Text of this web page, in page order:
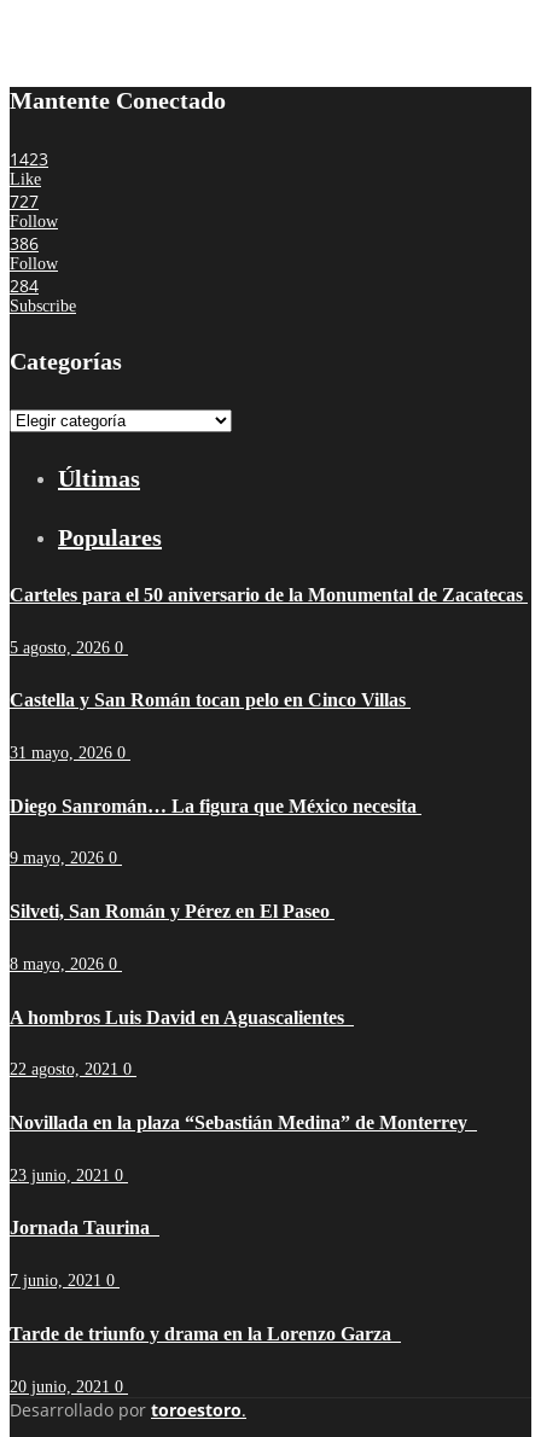
Mantente Conectado
1423
Like
727
Follow
386
Follow
284
Subscribe
Categorías
Categorías
Últimas
Populares
Carteles para el 50 aniversario de la Monumental de Zacatecas
5 agosto, 2026 0
Castella y San Román tocan pelo en Cinco Villas
31 mayo, 2026 0
Diego Sanromán… La figura que México necesita
9 mayo, 2026 0
Silveti, San Román y Pérez en El Paseo
8 mayo, 2026 0
A hombros Luis David en Aguascalientes
22 agosto, 2021 0
Novillada en la plaza “Sebastián Medina” de Monterrey
23 junio, 2021 0
Jornada Taurina
7 junio, 2021 0
Tarde de triunfo y drama en la Lorenzo Garza
20 junio, 2021 0
Desarrollado por toroestoro.